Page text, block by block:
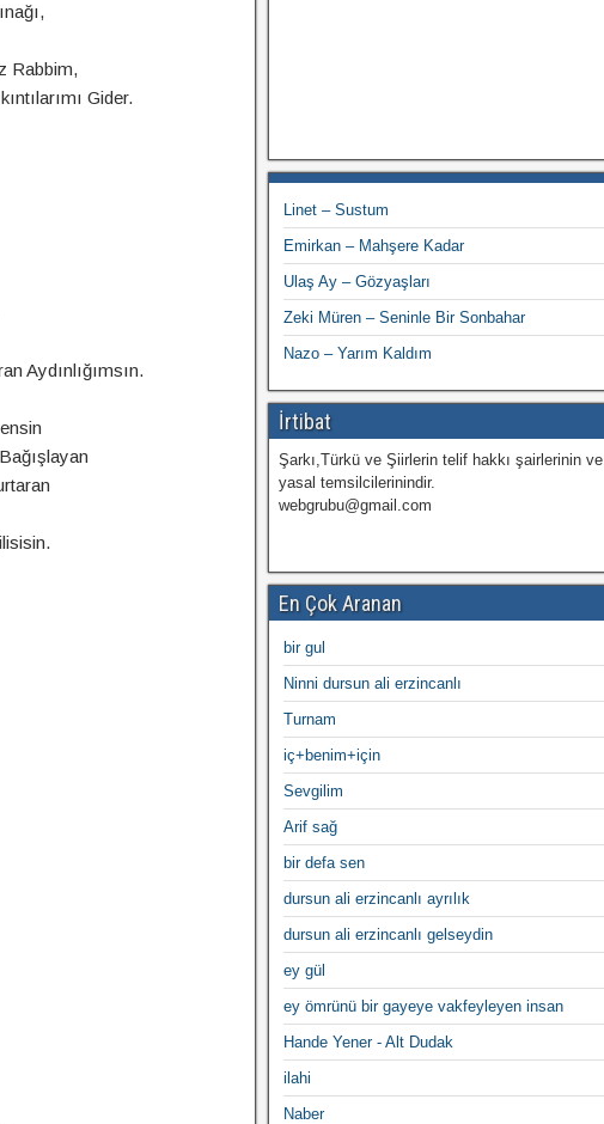
Rabbim,
Gider.
Aydınlığımsın.
Linet – Sustum
Emirkan – Mahşere Kadar
Ulaş Ay – Gözyaşları
Zeki Müren – Seninle Bir Sonbahar
Nazo – Yarım Kaldım
İrtibat
Şarkı,Türkü ve Şiirlerin telif hakkı şairlerinin ve
yasal temsilcilerinindir.
webgrubu@gmail.com
En Çok Aranan
bir gul
Ninni dursun ali erzincanlı
Turnam
iç+benim+için
Sevgilim
Arif sağ
bir defa sen
dursun ali erzincanlı ayrılık
dursun ali erzincanlı gelseydin
ey gül
ey ömrünü bir gayeye vakfeyleyen insan
Hande Yener - Alt Dudak
ilahi
Naber